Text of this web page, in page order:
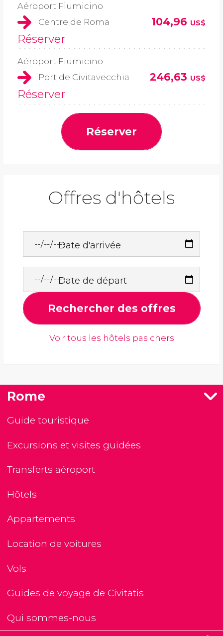
Aéroport Fiumicino
Centre de Roma
104,96 US$
Réserver
Aéroport Fiumicino
Port de Civitavecchia
246,63 US$
Réserver
Réserver
Offres d'hôtels
Date d'arrivée
Date de départ
Rechercher des offres
Voir tous les hôtels pas chers
Rome
Guide touristique
Excursions et visites guidées
Transferts aéroport
Hôtels
Appartements
Location de voitures
Vols
Guides de voyage de Civitatis
Qui sommes-nous